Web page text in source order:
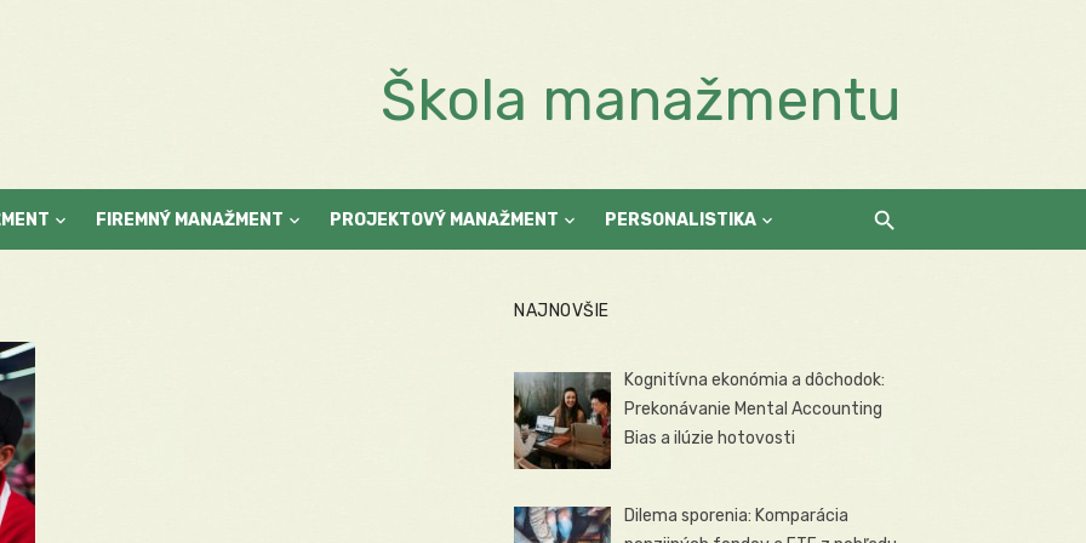
Škola manažmentu
FIREMNÝ MANAŽMENT PROJEKTOVÝ MANAŽMENT PERSONALISTIKA
NAJNOVŠIE
Kognitívna ekonómia a dôchodok:
Prekonávanie Mental Accounting
Bias a ilúzie hotovosti
Dilema sporenia: Komparácia